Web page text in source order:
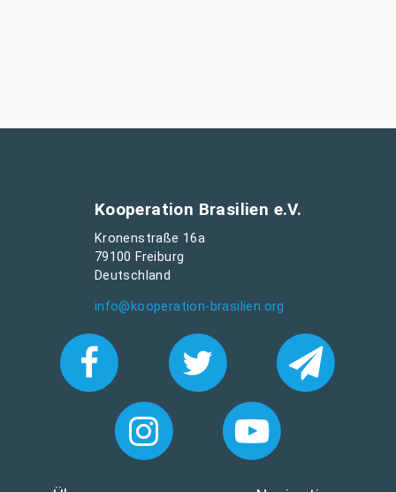
Kooperation Brasilien e.V.
Kronenstraße 16a
79100 Freiburg
Deutschland
info@kooperation-brasilien.org